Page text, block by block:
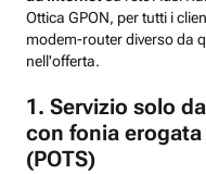
Ottica GPON, per tutti i
modem-router diverso da
nell'offerta.
1. Servizio solo
con fonia
(POTS)